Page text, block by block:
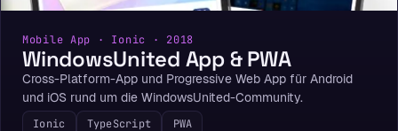
Mobile App · Ionic · 2018
WindowsUnited App & PWA
Cross-Platform-App und Progressive Web App für Android
und iOS rund um die WindowsUnited-Community.
Ionic
TypeScript PWA